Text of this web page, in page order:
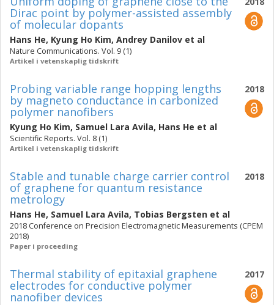
Dirac point by polymer-assisted assembly
of molecular dopants
Hans He, Kyung Ho Kim, Andrey Danilov et al
Nature Communications. Vol. 9 (1)
Artikel i vetenskaplig tidskrift
2018
Probing variable range hopping lengths
by magneto conductance in carbonized
polymer nanofibers
Kyung Ho Kim, Samuel Lara Avila, Hans He et al
Scientific Reports. Vol. 8 (1)
Artikel i vetenskaplig tidskrift
2018
Stable and tunable charge carrier control
of graphene for quantum resistance
metrology
Hans He, Samuel Lara Avila, Tobias Bergsten et al
2018 Conference on Precision Electromagnetic Measurements (CPEM
2018)
Paper i proceeding
2017
Thermal stability of epitaxial graphene
electrodes for conductive polymer
nanofiber devices